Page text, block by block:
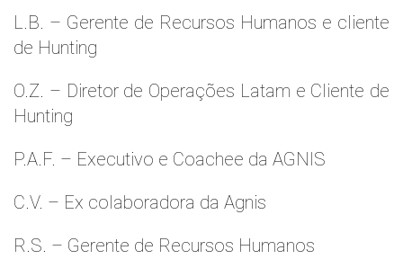
L.B. – Gerente de Recursos Humanos e cliente
de Hunting
O.Z. – Diretor de Operações Latam e Cliente de
Hunting
P.A.F. – Executivo e Coachee da AGNIS
C.V. – Ex colaboradora da Agnis
R.S. – Gerente de Recursos Humanos